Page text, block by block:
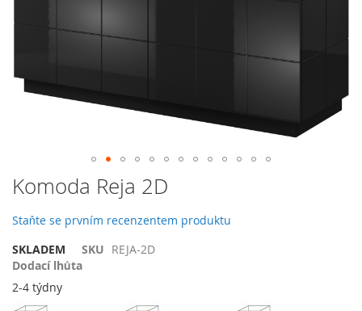
Přeskočit
na
galerie
s
obrázky
Komoda Reja 2D
Staňte se prvním recenzentem produktu
SKLADEM
SKU REJA-2D
Dodací lhůta
2-4 týdny